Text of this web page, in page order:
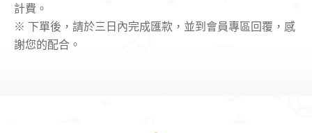
計費。
※ 下單後，請於三日內完成匯款，並到會員專區回覆，感
謝您的配合。